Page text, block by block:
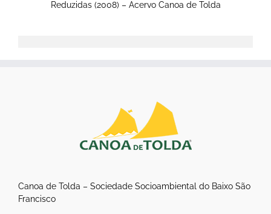
Reduzidas (2008) – Acervo Canoa de Tolda
Canoa de Tolda – Sociedade Socioambiental do Baixo São
Francisco